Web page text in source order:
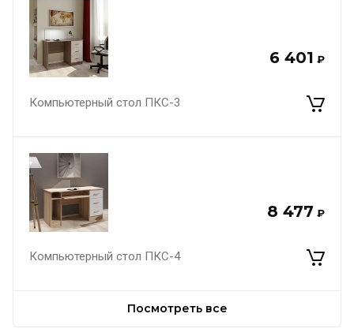
6 401 ₽
Компьютерный стол ПКС-3
8 477 ₽
Компьютерный стол ПКС-4
Посмотреть все